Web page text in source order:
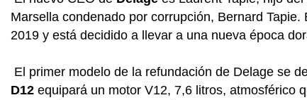
Marsella condenado por corrupción, Bernard
2019 y está decidido a llevar a una nueva época
El primer modelo de la refundación de Delage se
D12 equipará un motor V12, 7,6 litros, atmosférico